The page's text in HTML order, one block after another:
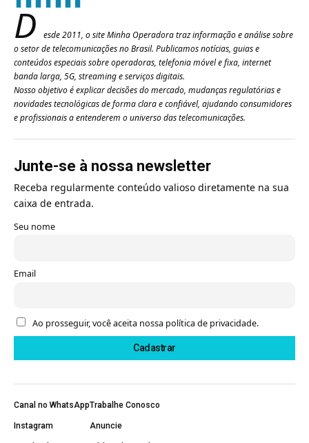
D
esde 2011, o site Minha Operadora traz informação e análise sobre
o setor de telecomunicações no Brasil. Publicamos notícias, guias e
conteúdos especiais sobre operadoras, telefonia móvel e fixa, internet
banda larga, 5G, streaming e serviços digitais.
Nosso objetivo é explicar decisões do mercado, mudanças regulatórias e
novidades tecnológicas de forma clara e confiável, ajudando consumidores
e profissionais a entenderem o universo das telecomunicações.
Junte-se à nossa newsletter
Receba regularmente conteúdo valioso diretamente na sua
caixa de entrada.
Seu nome
Email
Ao prosseguir, você aceita nossa política de privacidade.
Canal no WhatsApp
Instagram
Trabalhe Conosco
Anuncie